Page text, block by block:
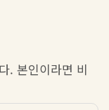
. 본인이라면 비